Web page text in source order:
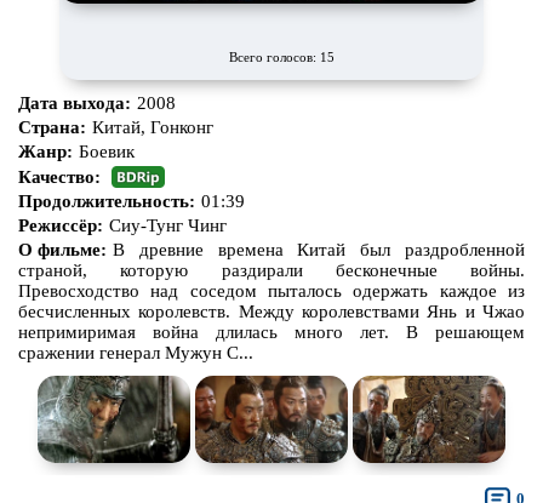
Всего голосов: 15
Дата выхода: 2008
Страна: Китай, Гонконг
Жанр: Боевик
Качество:
Продолжительность: 01:39
Режиссёр: Сиу-Тунг Чинг
О фильме: В древние времена Китай был раздробленной
страной, которую раздирали бесконечные войны.
Превосходство над соседом пыталось одержать каждое из
бесчисленных королевств. Между королевствами Янь и Чжао
непримиримая война длилась много лет. В решающем
сражении генерал Мужун С...
0